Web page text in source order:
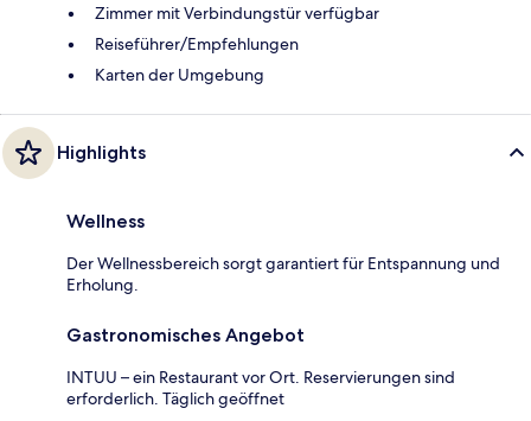
Zimmer mit Verbindungstür verfügbar
Reiseführer/Empfehlungen
Karten der Umgebung
Highlights
Wellness
Der Wellnessbereich sorgt garantiert für Entspannung und
Erholung.
Gastronomisches Angebot
INTUU – ein Restaurant vor Ort. Reservierungen sind
erforderlich. Täglich geöffnet